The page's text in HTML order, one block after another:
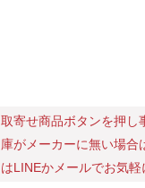
取寄せ商品ボタンを押し
庫がメーカーに無い場合
はLINEかメールでお気軽